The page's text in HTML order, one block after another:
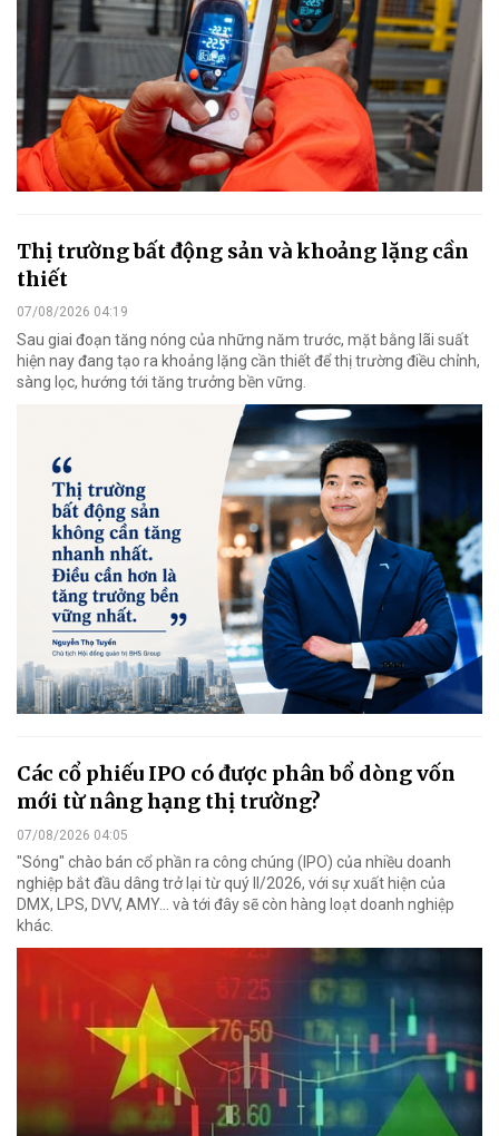
Thị trường bất động sản và khoảng lặng cần
thiết
07/08/2026 04:19
Sau giai đoạn tăng nóng của những năm trước, mặt bằng lãi suất
hiện nay đang tạo ra khoảng lặng cần thiết để thị trường điều chỉnh,
sàng lọc, hướng tới tăng trưởng bền vững.
Các cổ phiếu IPO có được phân bổ dòng vốn
mới từ nâng hạng thị trường?
07/08/2026 04:05
"Sóng" chào bán cổ phần ra công chúng (IPO) của nhiều doanh
nghiệp bắt đầu dâng trở lại từ quý II/2026, với sự xuất hiện của
DMX, LPS, DVV, AMY... và tới đây sẽ còn hàng loạt doanh nghiệp
khác.